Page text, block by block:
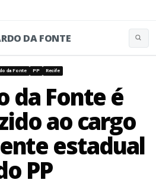
DA FONTE
da Fonte PP Recife
da Fonte é
ao cargo
estadual
PP